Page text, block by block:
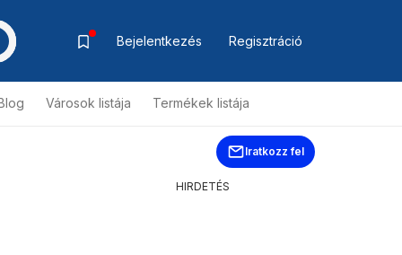
Bejelentkezés Regisztráció
Városok listája Termékek listája
Iratkozz fel
HIRDETÉS